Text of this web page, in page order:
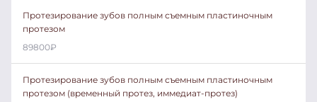
Протезирование зубов полным съемным пластиночным
протезом
89800₽
Протезирование зубов полным съемным пластиночным
протезом (временный протез, иммедиат-протез)